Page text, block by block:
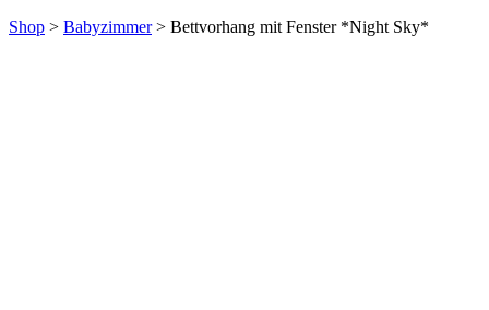
Shop > Babyzimmer> Bettvorhang mit Fenster *Night Sky*